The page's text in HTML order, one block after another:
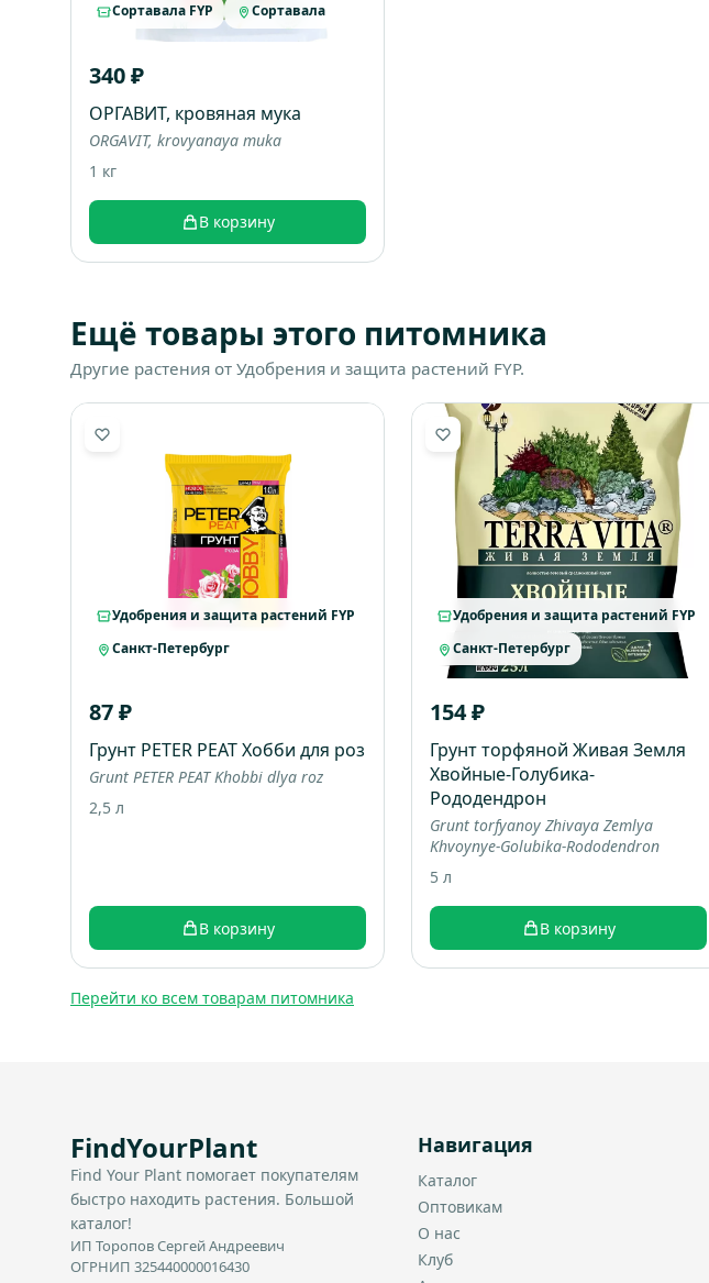
Сортавала FYP Сортавала
340 ₽
ОРГАВИТ, кровяная мука
ORGAVIT, krovyanaya muka
1 кг
В корзину
Ещё товары этого питомника
Другие растения от Удобрения и защита растений FYP.
Удобрения и защита растений FYP
Санкт-Петербург
87 ₽
Грунт PETER PEAT Хобби для роз
Grunt PETER PEAT Khobbi dlya roz
2,5 л
В корзину
Удобрения и защита растений FYP
Санкт-Петербург
154 ₽
Грунт торфяной Живая Земля
Хвойные-Голубика-
Рододендрон
Grunt torfyanoy Zhivaya Zemlya
Khvoynye-Golubika-Rododendron
5 л
В корзину
Перейти ко всем товарам питомника
FindYourPlant
Find Your Plant помогает покупателям
быстро находить растения. Большой
каталог!
ИП Торопов Сергей Андреевич
ОГРНИП 325440000016430
Навигация
Каталог
Оптовикам
О нас
Клуб